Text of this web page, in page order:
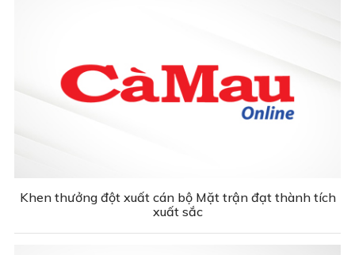
Khen thưởng đột xuất cán bộ Mặt trận đạt thành tích
xuất sắc